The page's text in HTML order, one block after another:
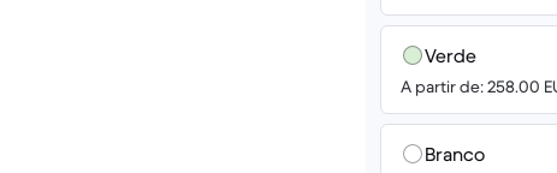
Verde
A partir de: 258.00
Branco